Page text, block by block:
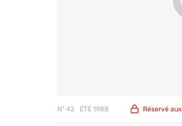
Nº 42 ÉTÉ 1988 Réservé aux